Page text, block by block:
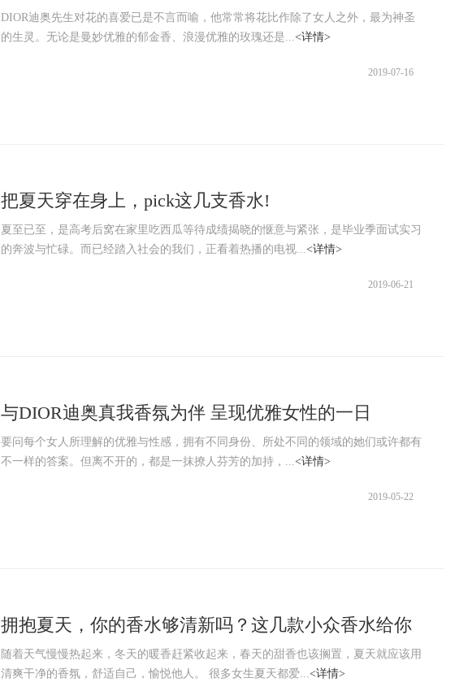
新!
DIOR迪奥先生对花的喜爱已是不言而喻，他常常将花比作除了女人之外，最为神圣
的生灵。无论是曼妙优雅的郁金香、浪漫优雅的玫瑰还是...<详情>
2019-07-16
把夏天穿在身上，pick这几支香水!
夏至已至，是高考后窝在家里吃西瓜等待成绩揭晓的惬意与紧张，是毕业季面试实习
的奔波与忙碌。而已经踏入社会的我们，正看着热播的电视...<详情>
2019-06-21
与DIOR迪奥真我香氛为伴 呈现优雅女性的一日
要问每个女人所理解的优雅与性感，拥有不同身份、所处不同的领域的她们或许都有
不一样的答案。但离不开的，都是一抹撩人芬芳的加持，...<详情>
2019-05-22
拥抱夏天，你的香水够清新吗？这几款小众香水给你
清爽香气
随着天气慢慢热起来，冬天的暖香赶紧收起来，春天的甜香也该搁置，夏天就应该用
清爽干净的香氛，舒适自己，愉悦他人。 很多女生夏天都爱...<详情>